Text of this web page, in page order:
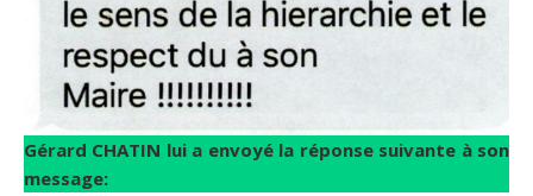
Gérard CHATIN lui a envoyé la réponse suivante à son
message: